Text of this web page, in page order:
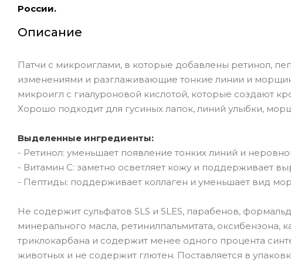
России.
Описание
Патчи с микроиглами, в которые добавлены ретинол,
изменениями и разглаживающие тонкие линии и
микроигл с гиалуроновой кислотой, которые создают
Хорошо подходит для гусиных лапок, линий улыбки,
Выделенные ингредиенты:
- Ретинол: уменьшает появление тонких линий и
- Витамин С: заметно осветляет кожу и поддерживает
- Пептиды: поддерживает коллаген и уменьшает вид
Не содержит сульфатов SLS и SLES, парабенов,
минерального масла, ретинилпальмитата, оксибензона,
триклокарбана и содержит менее одного процента
животных и не содержит глютен. Поставляется в